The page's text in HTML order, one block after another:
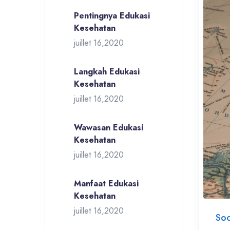
Pentingnya Edukasi
Kesehatan
juillet 16,2020
Langkah Edukasi
Kesehatan
juillet 16,2020
Wawasan Edukasi
Kesehatan
juillet 16,2020
Manfaat Edukasi
Kesehatan
juillet 16,2020